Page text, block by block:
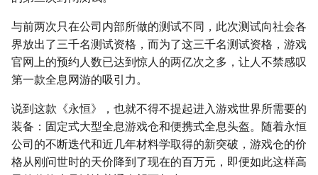
与前两次只在公司内部所做的测试不同，此次测试向社会各
界放出了三千名测试资格，而为了这三千名测试资格，游戏
官网上的预约人数已达到惊人的两亿次之多，让人不禁感叹
第一款全息网游的吸引力。
说到这款《永恒》，也就不得不提起进入游戏世界所需要的
装备：固定式大型全息游戏仓和便携式全息头盔。随着永恒
公司的不断迭代和近几年材料学取得的新突破，游戏仓的价
格从刚问世时的天价降到了现在的百万元，即便如此这样高